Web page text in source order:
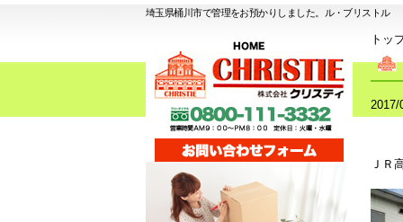
埼玉県桶川市で管理をお預かりしました。ル・ブリストル
トッ
2017/
ＪＲ